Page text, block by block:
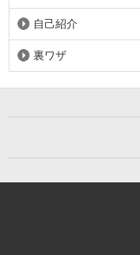
自己紹介
裏ワザ